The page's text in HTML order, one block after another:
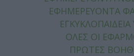
ΕΦΗΜΕΡΕΥΟΝΤΑ
ΕΓΚΥΚΛΟΠΑΙΔΕΙΑ
ΟΛΕΣ ΟΙ
ΠΡΩΤΕΣ